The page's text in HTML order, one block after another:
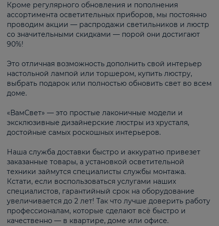
Кроме регулярного обновления и пополнения
ассортимента осветительных приборов, мы постоянно
проводим акции — распродажи светильников и люстр
со значительными скидками — порой они достигают
90%!
Это отличная возможность дополнить свой интерьер
настольной лампой или торшером, купить люстру,
выбрать подарок или полностью обновить свет во всем
доме.
«ВамСвет» — это простые лаконичные модели и
эксклюзивные дизайнерские люстры из хрусталя,
достойные самых роскошных интерьеров.
Наша служба доставки быстро и аккуратно привезет
заказанные товары, а установкой осветительной
техники займутся специалисты службы монтажа.
Кстати, если воспользоваться услугами наших
специалистов, гарантийный срок на оборудование
увеличивается до 2 лет! Так что лучше доверить работу
профессионалам, которые сделают всё быстро и
качественно — в квартире, доме или офисе.